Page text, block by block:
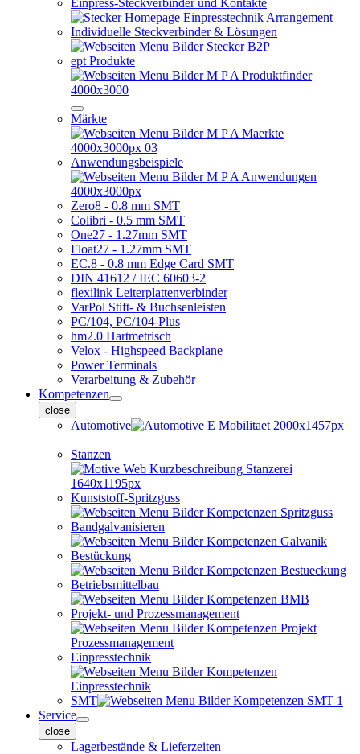
Einpress-Steckverbinder und Kontakte
Individuelle Steckverbinder & Lösungen
ept Produkte
Märkte
Anwendungsbeispiele
Zero8 - 0.8 mm SMT
Colibri - 0.5 mm SMT
One27 - 1.27mm SMT
Float27 - 1.27mm SMT
EC.8 - 0.8 mm Edge Card SMT
DIN 41612 / IEC 60603-2
flexilink Leiterplattenverbinder
VarPol Stift- & Buchsenleisten
PC/104, PC/104-Plus
hm2.0 Hartmetrisch
Velox - Highspeed Backplane
Power Terminals
Verarbeitung & Zubehör
Kompetenzen
close
Automotive
Stanzen
Kunststoff-Spritzguss
Bandgalvanisieren
Bestückung
Betriebsmittelbau
Projekt- und Prozessmanagement
Einpresstechnik
SMT
Service
close
Lagerbestände & Lieferzeiten